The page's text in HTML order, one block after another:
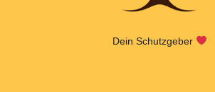
Dein Schutzgeber